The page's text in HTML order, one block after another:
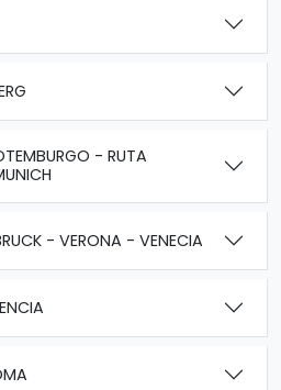
- RUTA
- VERONA - VENECIA